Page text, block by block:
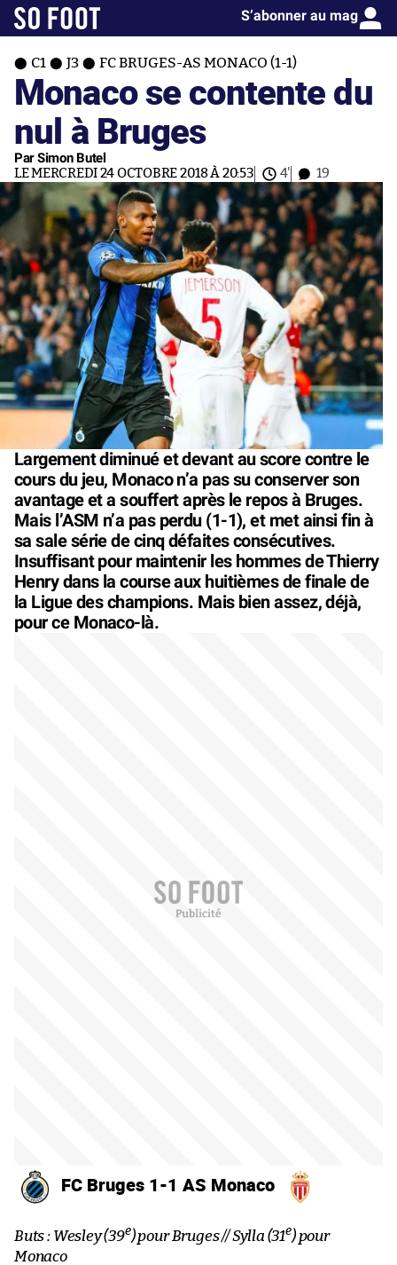
S’abonner au mag
C1 J3 FC BRUGES-AS MONACO (1-1)
Monaco se contente du
nul à Bruges
Par Simon Butel
LE MERCREDI 24 OCTOBRE 2018 À 20:53 4' 19
Largement diminué et devant au score contre le
cours du jeu, Monaco n’a pas su conserver son
avantage et a souffert après le repos à Bruges.
Mais l’ASM n’a pas perdu (1-1), et met ainsi fin à
sa sale série de cinq défaites consécutives.
Insuffisant pour maintenir les hommes de Thierry
Henry dans la course aux huitièmes de finale de
la Ligue des champions. Mais bien assez, déjà,
pour ce Monaco-là.
FC Bruges 1-1 AS Monaco
Buts : Wesley (39e) pour Bruges // Sylla (31e) pour
Monaco